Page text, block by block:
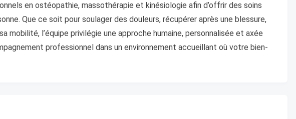
en ostéopathie, massothérapie et kinésiologie afin d’offrir des soins
Que ce soit pour soulager des douleurs, récupérer après une blessure,
mobilité, l’équipe privilégie une approche humaine, personnalisée et axée
professionnel dans un environnement accueillant où votre bien-